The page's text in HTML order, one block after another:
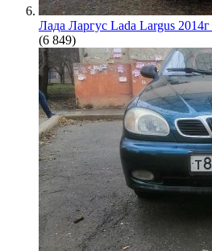
Лада Ларгус Lada Largus
(6 849)